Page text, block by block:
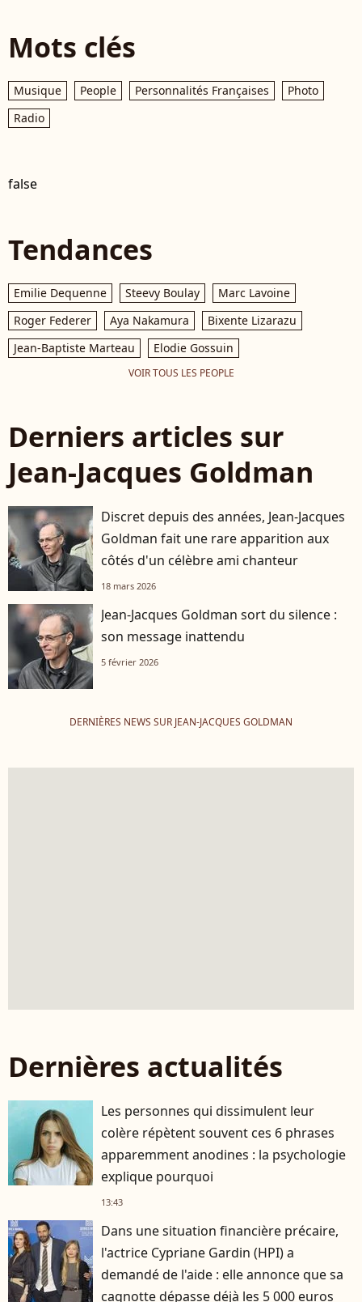
Mots clés
Musique People Personnalités Françaises
Photo
Radio
false
Tendances
Emilie Dequenne Steevy Boulay
Marc Lavoine
Roger Federer
Aya Nakamura
Bixente Lizarazu
Jean-Baptiste Marteau
Elodie Gossuin
VOIR TOUS LES PEOPLE
Derniers articles sur
Jean-Jacques Goldman
Discret depuis des années, Jean-Jacques
Goldman fait une rare apparition aux
côtés d'un célèbre ami chanteur
18 mars 2026
Jean-Jacques Goldman sort du silence :
son message inattendu
5 février 2026
DERNIÈRES NEWS SUR JEAN-JACQUES GOLDMAN
Dernières actualités
Les personnes qui dissimulent leur
colère répètent souvent ces 6 phrases
apparemment anodines : la psychologie
explique pourquoi
13:43
Dans une situation financière précaire,
l'actrice Cypriane Gardin (HPI) a
demandé de l'aide : elle annonce que sa
cagnotte dépasse déjà les 5 000 euros